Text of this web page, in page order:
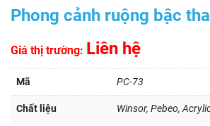
Phong cảnh ruộng bậc
Giá thị trường: Liên hệ
Mã PC-73
Chất liệu Winsor, Pebeo,